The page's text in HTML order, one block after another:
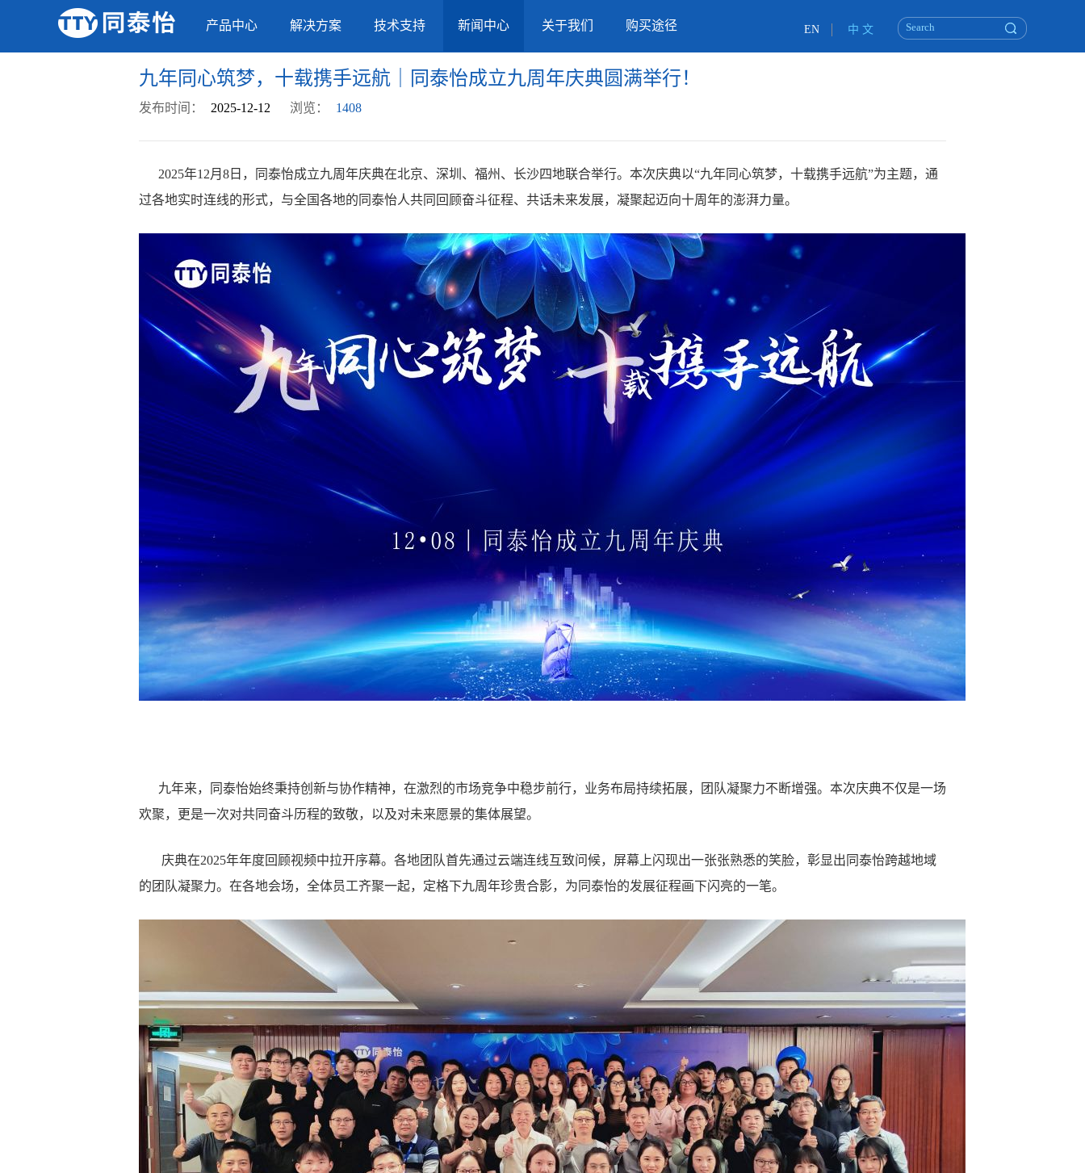
EN 中 文
产品中心 解决方案 技术支持 新闻中心 关于我们 购买途径
九年同心筑梦，十载携手远航｜同泰怡成立九周年庆典圆满举行！
发布时间： 2025-12-12 浏览： 1408
2025年12月8日，同泰怡成立九周年庆典在北京、深圳、福州、长沙四地联合举行。本次庆典以“九年同心筑梦，十载携手远航”为主题，通
过各地实时连线的形式，与全国各地的同泰怡人共同回顾奋斗征程、共话未来发展，凝聚起迈向十周年的澎湃力量。
九年来，同泰怡始终秉持创新与协作精神，在激烈的市场竞争中稳步前行，业务布局持续拓展，团队凝聚力不断增强。本次庆典不仅是一场
欢聚，更是一次对共同奋斗历程的致敬，以及对未来愿景的集体展望。
庆典在2025年年度回顾视频中拉开序幕。各地团队首先通过云端连线互致问候，屏幕上闪现出一张张熟悉的笑脸，彰显出同泰怡跨越地域
的团队凝聚力。在各地会场，全体员工齐聚一起，定格下九周年珍贵合影，为同泰怡的发展征程画下闪亮的一笔。